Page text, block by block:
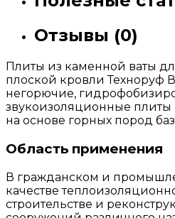
Отзывы (0)
Плиты из каменной ваты
плоской кровли Техноруф
негорючие,
звукоизоляционные
на основе горных пород
Область применения
В гражданском и
качестве
строительстве и